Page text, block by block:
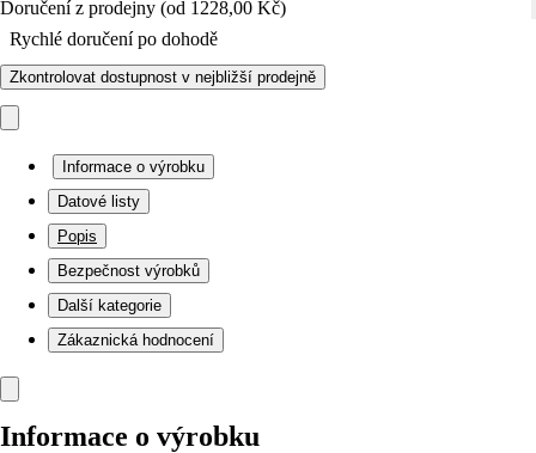
Doručení z prodejny (od 1228,00 Kč)
Rychlé doručení po dohodě
Zkontrolovat dostupnost v nejbližší prodejně
Informace o výrobku
Datové listy
Popis
Bezpečnost výrobků
Další kategorie
Zákaznická hodnocení
Informace o výrobku